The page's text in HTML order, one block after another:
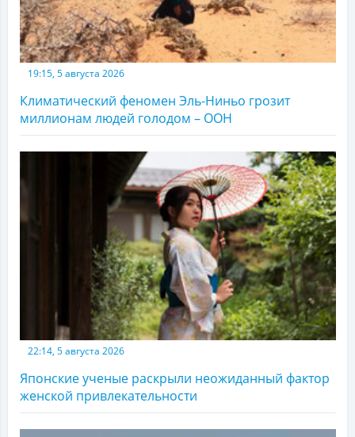
19:15, 5 августа 2026
Климатический феномен Эль-Ниньо грозит
миллионам людей голодом – ООН
22:14, 5 августа 2026
Японские ученые раскрыли неожиданный фактор
женской привлекательности